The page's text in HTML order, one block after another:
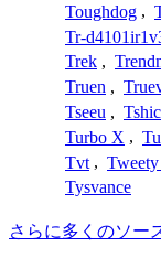
Toughdog ,
Tr-
Trek ,
Truen ,
Tseeu ,
Turbo X ,
Tvt , Tweety
Tysvance
さらに多くのソー